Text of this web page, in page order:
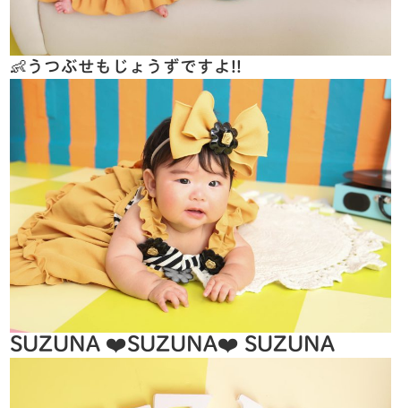
👶うつぶせもじょうずですよ!!
SUZUNA ❤️SUZUNA❤️ SUZUNA